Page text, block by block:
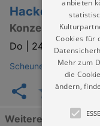
Konzert
Do | 24.09.2026 |
Scheune Dresden
Weitere
anbieten
Cookies für
Mehr zum
die
ändern,